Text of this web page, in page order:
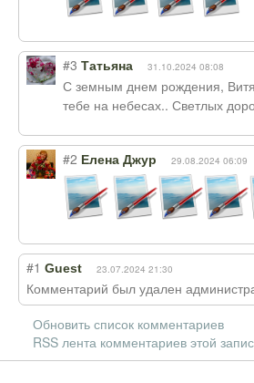
#3 Татьяна 31.10.2024 08:08
С земным днем рождения,
тебе на небесах.. Светлых
#2 Елена Джур 29.08.2024 06:09
#1 Guest 23.07.2024 21:30
Комментарий был удален
Обновить список комментариев
RSS лента комментариев этой